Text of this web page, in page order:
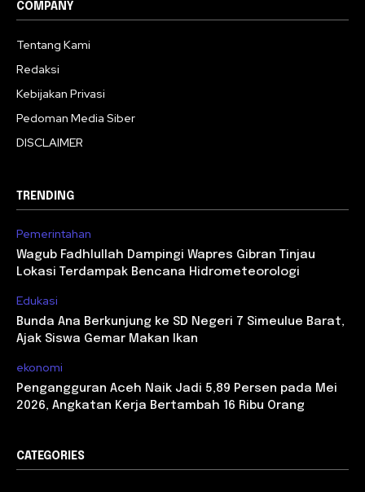
COMPANY
Tentang Kami
Redaksi
Kebijakan Privasi
Pedoman Media Siber
DISCLAIMER
TRENDING
Pemerintahan
Wagub Fadhlullah Dampingi Wapres Gibran Tinjau
Lokasi Terdampak Bencana Hidrometeorologi
Edukasi
Bunda Ana Berkunjung ke SD Negeri 7 Simeulue Barat,
Ajak Siswa Gemar Makan Ikan
ekonomi
Pengangguran Aceh Naik Jadi 5,89 Persen pada Mei
2026, Angkatan Kerja Bertambah 16 Ribu Orang
CATEGORIES